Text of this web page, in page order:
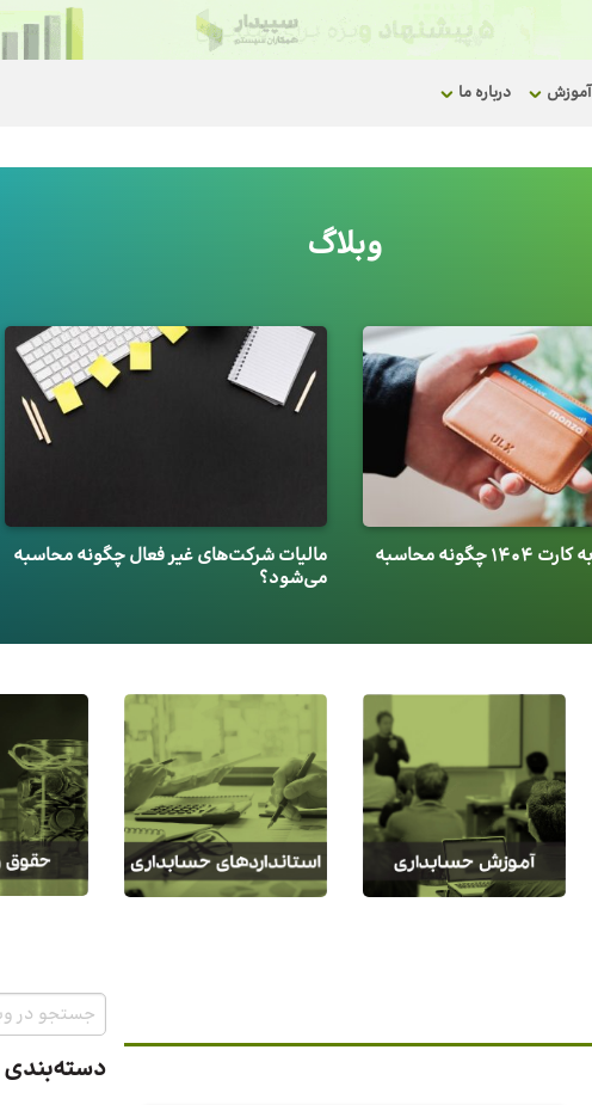
آموزش درباره ما
وبلاگ
مالیات کارت به کارت 1404 چگونه محاسبه
مالیات شرکت‌های غیر فعال چگونه محاسبه
می‌شود؟
دسته‌بندی